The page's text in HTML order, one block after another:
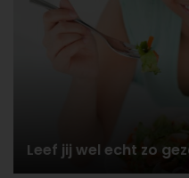
Leef jij wel echt zo